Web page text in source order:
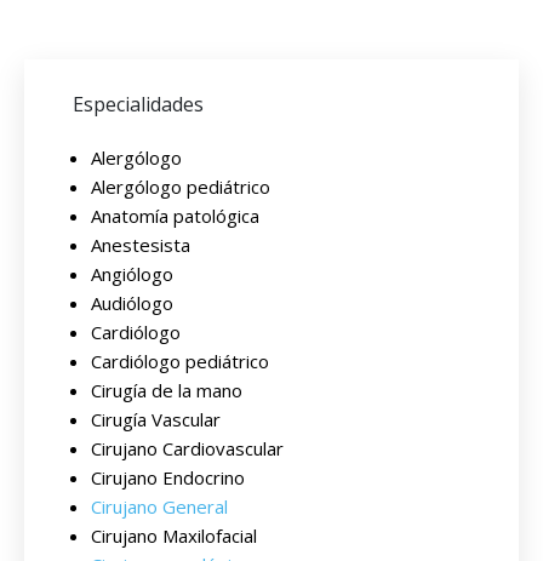
Especialidades
Alergólogo
Alergólogo pediátrico
Anatomía patológica
Anestesista
Angiólogo
Audiólogo
Cardiólogo
Cardiólogo pediátrico
Cirugía de la mano
Cirugía Vascular
Cirujano Cardiovascular
Cirujano Endocrino
Cirujano General
Cirujano Maxilofacial